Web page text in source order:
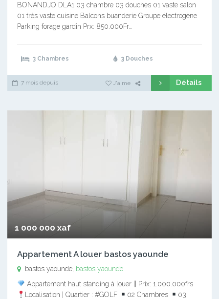
BONANDJO DLA1 03 chambre 03 douches 01 vaste salon
01 très vaste cuisine Balcons buanderie Groupe électrogène
Parking forage gardin Prx: 850.000Fr…
3 Chambres 3 Douches
7 mois depuis J'aime Détails
1 000 000 xaf
Appartement A louer bastos yaounde
bastos yaounde, bastos yaounde
Appartement haut standing à louer || Prix: 1.000.000frs
Localisation | Quartier : #GOLF
02 Chambres
03